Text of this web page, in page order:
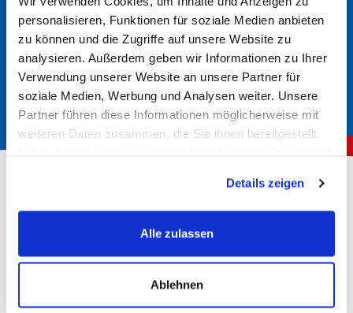
personalisieren, Funktionen für soziale Medien anbieten
zu können und die Zugriffe auf unsere Website zu
analysieren. Außerdem geben wir Informationen zu Ihrer
Verwendung unserer Website an unsere Partner für
soziale Medien, Werbung und Analysen weiter. Unsere
Partner führen diese Informationen möglicherweise mit
weiteren Daten zusammen, die Sie ihnen bereitgestellt
Details zeigen
Alle zulassen
Ablehnen
In der Regel finden Sie im Handbuch Ihrer Anlage
Informationen über den richtigen Batterietyp. Hier werden
die erforderlichen Spezifikationen und Größen angegeben.
Über 150.000 zufriedene Kunden
Hervorragend 4,78 Rating
10.165 Bewertungen